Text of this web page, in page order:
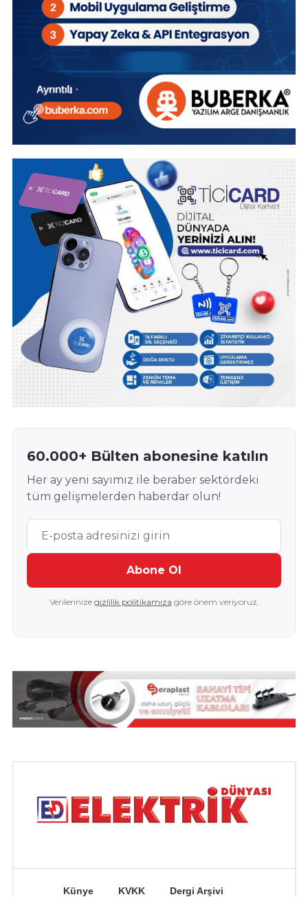
60.000+ Bülten abonesine katılın
Her ay yeni sayımız ile beraber sektördeki
tüm gelişmelerden haberdar olun!
Abone Ol
Verilerinize gizlilik politikamıza göre önem veriyoruz.
Künye KVKK Dergi Arşivi